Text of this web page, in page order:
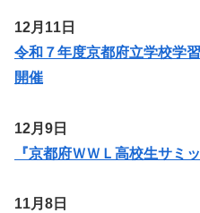
12月11日
令和７年度京都府立学校学
開催
12月9日
『京都府ＷＷＬ高校生サミ
11月8日